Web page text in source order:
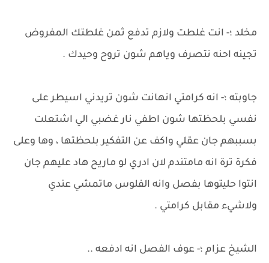
مخلد ؛- انت غلطت ولازم تدفع ثمن غلطتك المفروض
تجينه احنه نتصرف وياهم شون تروح وحيدك .
جاوبته ؛- انه كرامتي انهانت شون تريدني اسيطر على
نفسي بلحظتها شون اطفي نار غضبي الي اشتعلت
بسببهم جان عقلي واكف عن التفكير بلحظتها ، وها وعلى
فكرة ترة انه مامتندم لان ادري لو ماريح هاد عليهم جان
انتوا حليتوها بفصل وانه الفلوس ماتمشي عندي
ولاشيء مقابل كرامتي .
الشيخ عزام ؛- عوف الفصل انه ادفعه ..